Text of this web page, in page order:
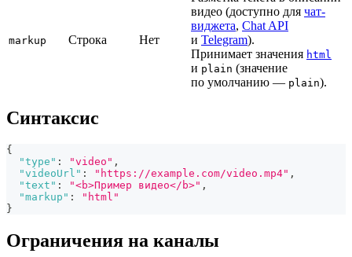
markup Строка Нет
видео (доступно для чат-
виджета, Chat API
и Telegram).
Принимает значения html
и plain (значение
по умолчанию — plain).
Синтаксис
{
"type" : "video" ,
"videoUrl" : "https://example.com/video.mp4" ,
"text" : "<b>Пример видео</b>" ,
"markup" :
"html"
}
Ограничения на каналы